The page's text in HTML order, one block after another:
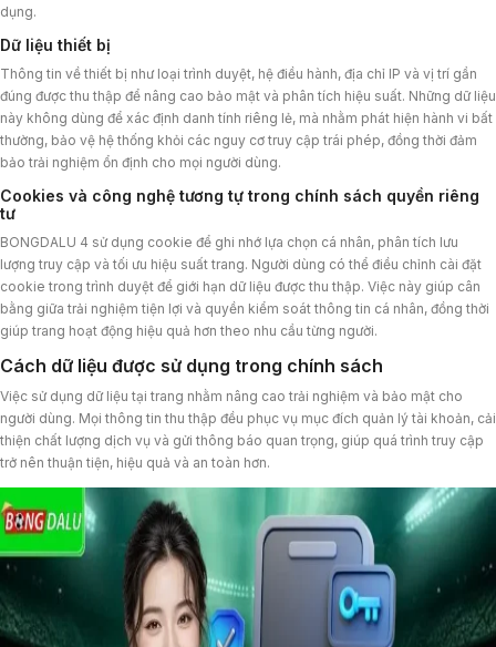
dụng.
Dữ liệu thiết bị
Thông tin về thiết bị như loại trình duyệt, hệ điều hành, địa chỉ IP và vị trí gần
đúng được thu thập để nâng cao bảo mật và phân tích hiệu suất. Những dữ liệu
này không dùng để xác định danh tính riêng lẻ, mà nhằm phát hiện hành vi bất
thường, bảo vệ hệ thống khỏi các nguy cơ truy cập trái phép, đồng thời đảm
bảo trải nghiệm ổn định cho mọi người dùng.
Cookies và công nghệ tương tự trong chính sách quyền riêng
tư
BONGDALU 4 sử dụng cookie để ghi nhớ lựa chọn cá nhân, phân tích lưu
lượng truy cập và tối ưu hiệu suất trang. Người dùng có thể điều chỉnh cài đặt
cookie trong trình duyệt để giới hạn dữ liệu được thu thập. Việc này giúp cân
bằng giữa trải nghiệm tiện lợi và quyền kiểm soát thông tin cá nhân, đồng thời
giúp trang hoạt động hiệu quả hơn theo nhu cầu từng người.
Cách dữ liệu được sử dụng trong chính sách
Việc sử dụng dữ liệu tại trang nhằm nâng cao trải nghiệm và bảo mật cho
người dùng. Mọi thông tin thu thập đều phục vụ mục đích quản lý tài khoản, cải
thiện chất lượng dịch vụ và gửi thông báo quan trọng, giúp quá trình truy cập
trở nên thuận tiện, hiệu quả và an toàn hơn.